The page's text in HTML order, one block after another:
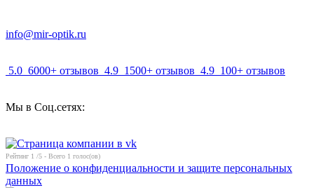
info@mir-optik.ru
5.0 6000+ отзывов 4.9 1500+ отзывов 4.9 100+ отзывов
Мы в Соц.сетях:
Рейтинг 1 /5 - Всего 1 голос(ов)
Положение о конфиденциальности и защите персональных
данных